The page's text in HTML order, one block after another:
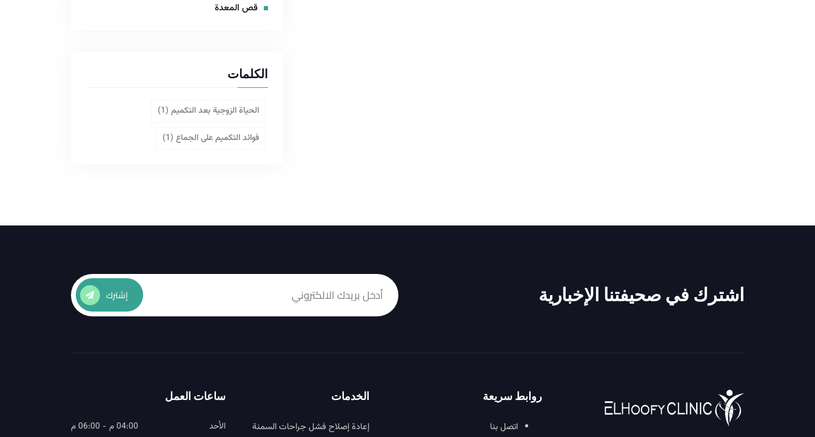
قص المعدة
الكلمات
الحياة الزوجية بعد التكميم (1)
فوائد التكميم على الجماع (1)
اشترك في صحيفتنا الإخبارية إشترك
روابط سريعة
اتصل بنا
الخدمات
إعادة إصلاح فشل جراحات السمنة
ساعات العمل
الأحد 04:00 م - 06:00 م